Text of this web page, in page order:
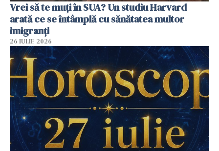
Vrei să te muți în SUA? Un studiu Harvard
arată ce se întâmplă cu sănătatea multor
imigranți
26 IULIE 2026